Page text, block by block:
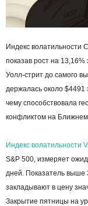
Индекс волатильности
показав рост на
Уолл-стрит до самого
держалась около $4491
чему способствовала
конфликтом на
Индекс волатильности
S&P 500, измеряет
дней. Показатель выше
закладывают в цену
Закрытие пятницы на